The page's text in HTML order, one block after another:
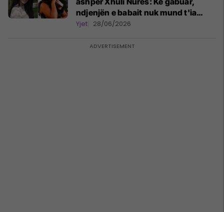
ndjenjën e babait nuk mund t'ia
plotësosh kurrë
Yjet 28/06/2026